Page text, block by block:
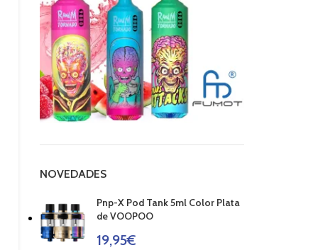
NOVEDADES
Pnp-X Pod Tank 5ml Color Plata
de VOOPOO
19,95€